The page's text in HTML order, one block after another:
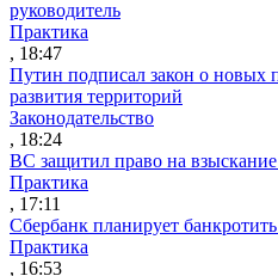
руководитель
Практика
, 18:47
Путин подписал закон о новых
развития территорий
Законодательство
, 18:24
ВС защитил право на
Практика
, 17:11
Сбербанк планирует
Практика
, 16:53